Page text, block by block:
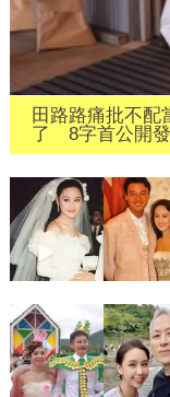
田路路痛批不配
了 8字首公開